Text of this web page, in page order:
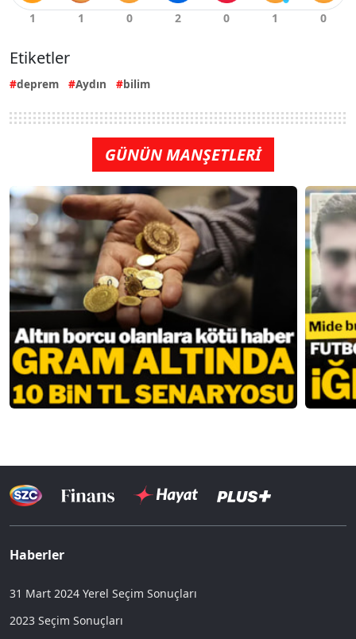
Etiketler
deprem Aydın bilim
GÜNÜN MANŞETLERİ
Haberler
31 Mart 2024 Yerel Seçim Sonuçları
2023 Seçim Sonuçları